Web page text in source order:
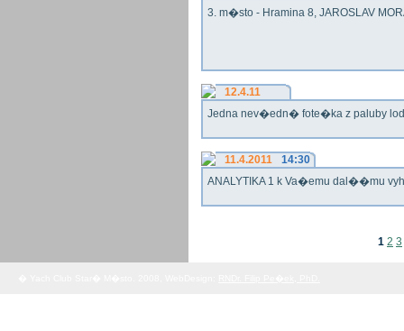
3. m�sto - Hramina 8, JAROSLAV
12.4.11
Jedna nev�edn� fote�ka z paluby
11.4.2011
14:30
ANALYTIKA 1 k Va�emu dal��mu
1 2 3